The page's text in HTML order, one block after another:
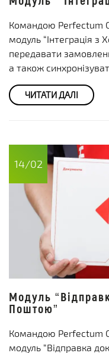
Командою Perfectum
модуль “Інтеграція
передавати
а також
ЧИТАТИ ДАЛІ
14/02
Модуль
Поштою”
Командою Perfectum
модуль “Відправка